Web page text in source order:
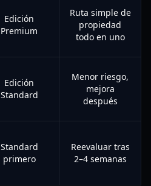
Edición
Premium
Ruta simple de
propiedad
todo en uno
Edición
Standard
Menor riesgo,
mejora
después
Standard
primero
Reevaluar tras
2–4 semanas